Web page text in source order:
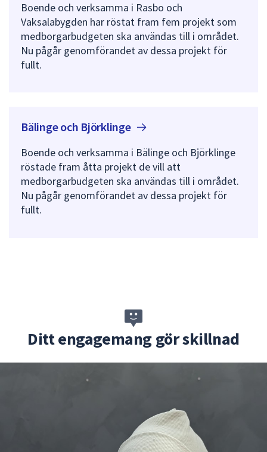
Boende och verksamma i Rasbo och
Vaksalabygden har röstat fram fem projekt som
medborgarbudgeten ska användas till i området.
Nu pågår genomförandet av dessa projekt för
fullt.
Bälinge och Björklinge
Boende och verksamma i Bälinge och Björklinge
röstade fram åtta projekt de vill att
medborgarbudgeten ska användas till i området.
Nu pågår genomförandet av dessa projekt för
fullt.
Ditt engagemang gör skillnad